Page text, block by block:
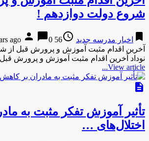
شروع دولت دوازدهم !
bookmark اخبار مدرسه جدید access_time
56 years ago
person chat_bubble0
آخرین اقدام مثبت آموزش و پرورش قبل از
نوداد آخرین اقدام مثبت آموزش و پرورش
View article...
description
تأثیر آموزش تفکر مثبت به
اختلال‌های …